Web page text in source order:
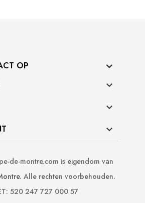
OP



de-montre.com is eigendom van
. Alle rechten voorbehouden.
520 247 727 000 57